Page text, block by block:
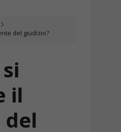
del giudizio?
il